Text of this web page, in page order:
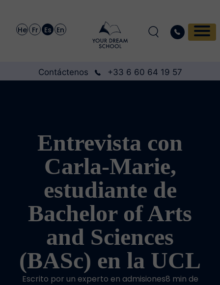
He Fr Es En
Contáctenos +33 6 60 64 19 57
Entrevista con
Carla-Marie,
estudiante de
Bachelor of Arts
and Sciences
(BASc) en la UCL
Escrito por un experto en admisiones8 min de